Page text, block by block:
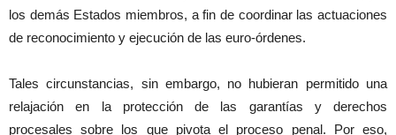
los demás Estados miembros, a fin de coordinar las actuaciones
de reconocimiento y ejecución de las euro-órdenes.
Tales circunstancias, sin embargo, no hubieran permitido una
relajación en la protección de las garantías y derechos
procesales sobre los que pivota el proceso penal. Por eso,